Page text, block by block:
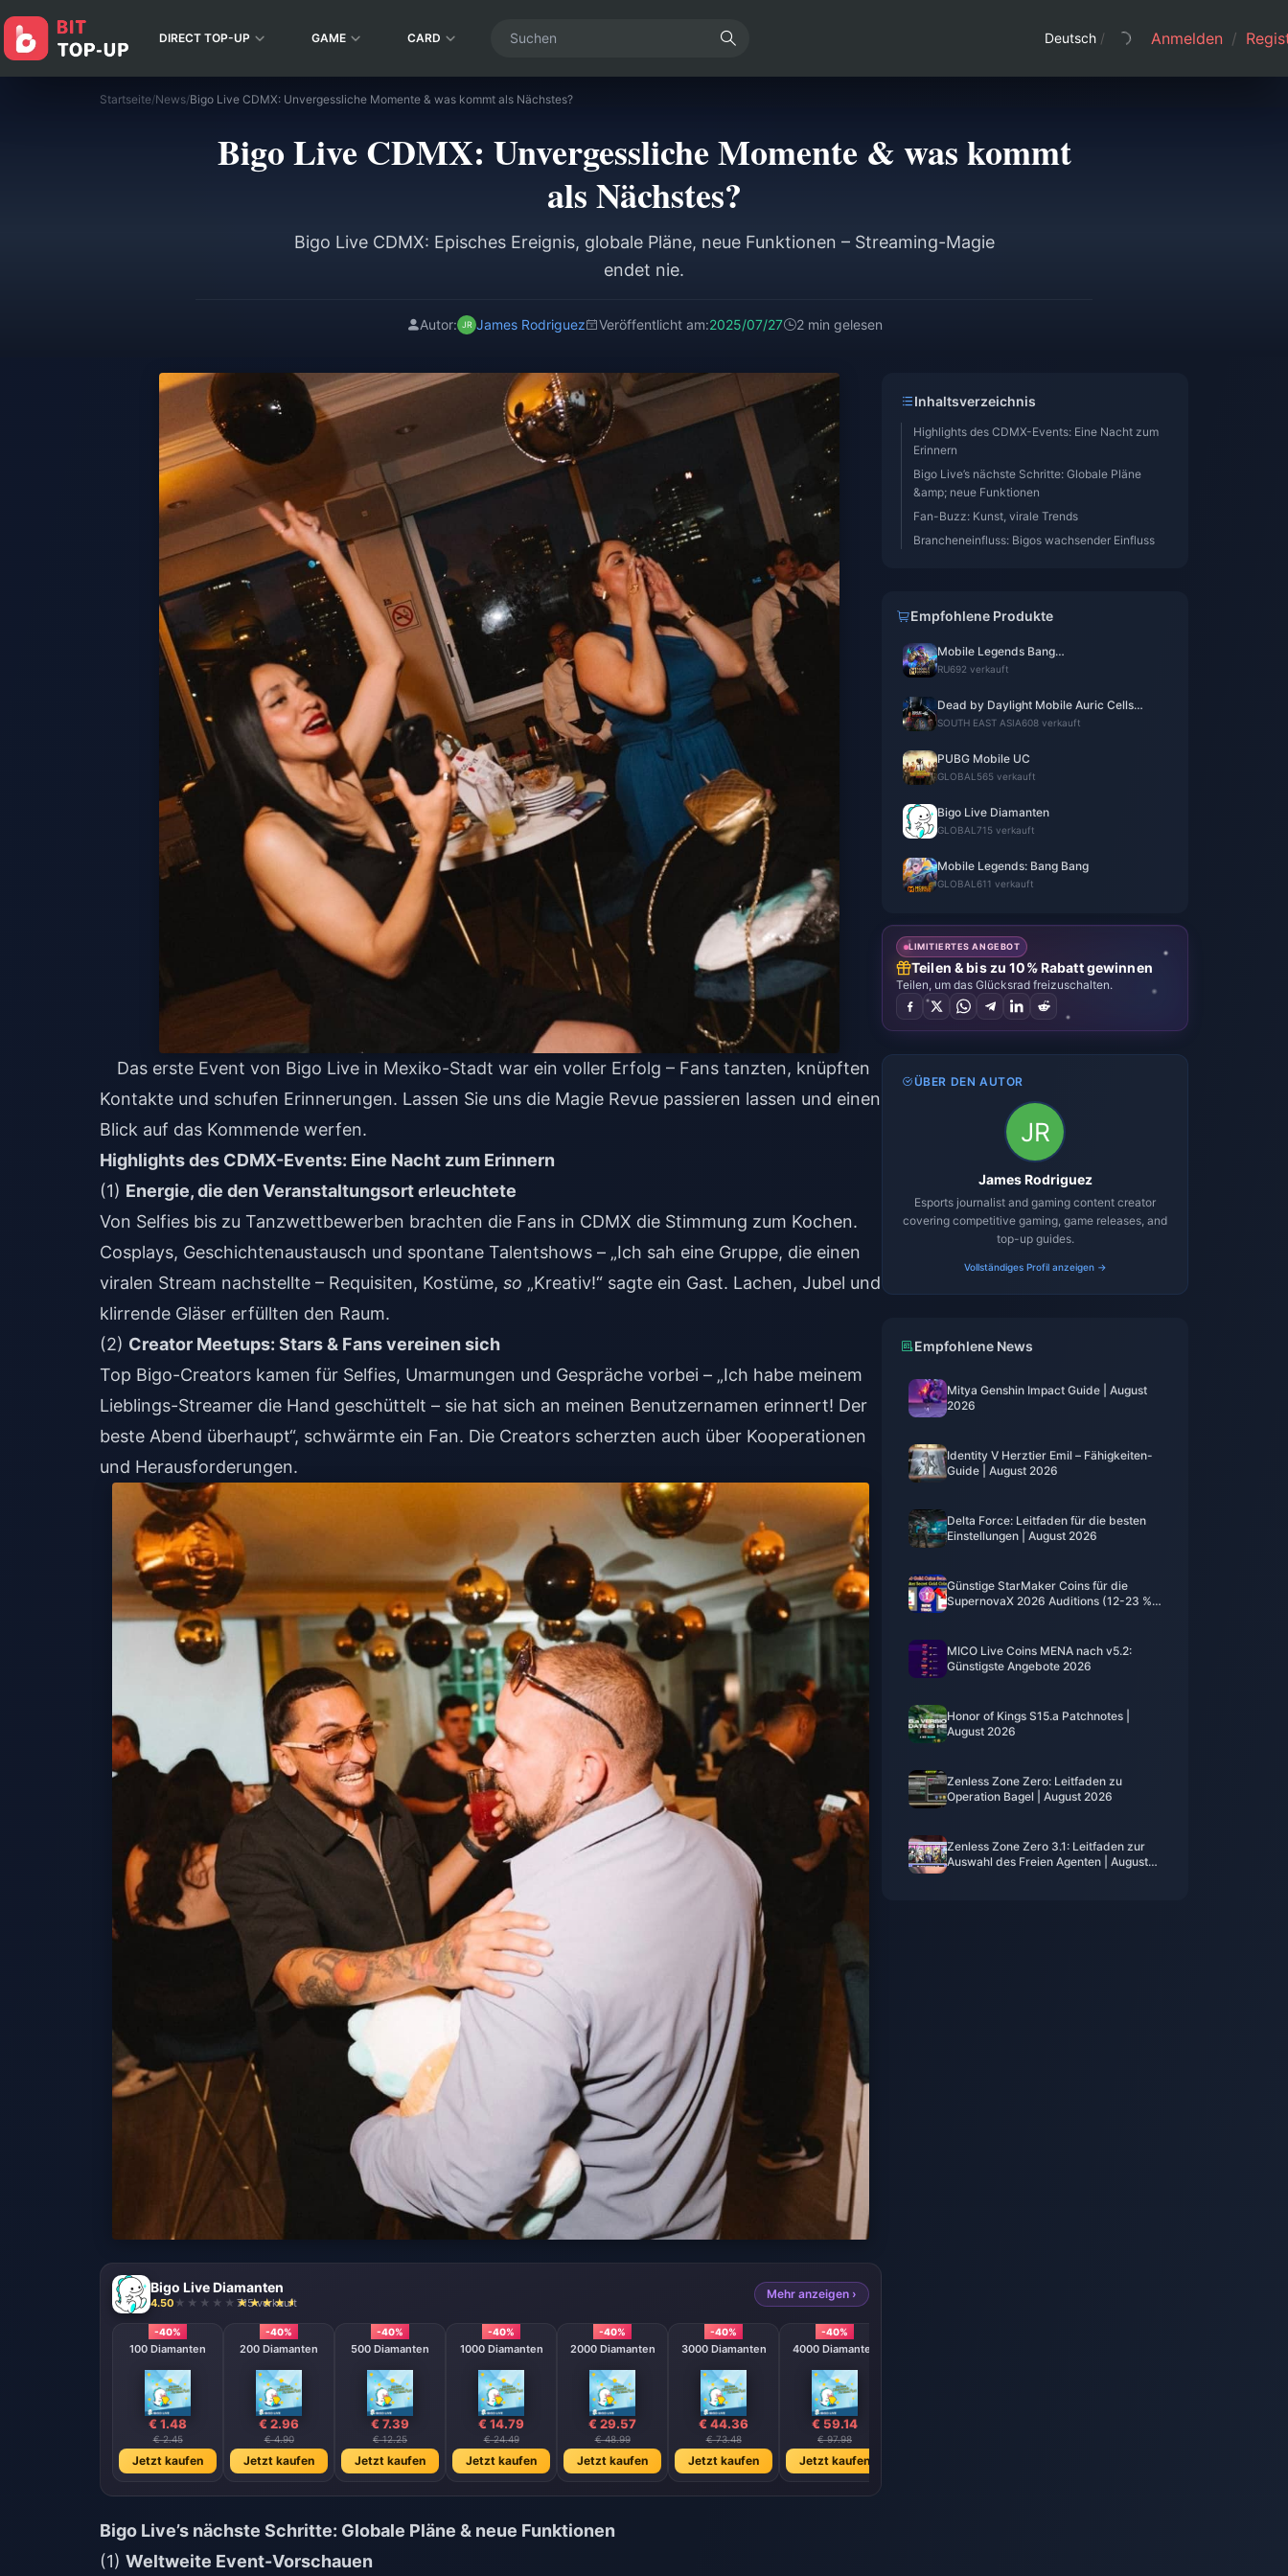
DIRECT TOP-UP GAME CARD Deutsch / Anmelden /
Startseite/News/Bigo Live CDMX: Unvergessliche Momente & was kommt als Nächstes?
Bigo Live CDMX: Unvergessliche Momente & was kommt
als Nächstes?
Bigo Live CDMX: Episches Ereignis, globale Pläne, neue Funktionen – Streaming-Magie
endet nie.
Autor: James Rodriguez Veröffentlicht am:2025/07/27 2 min gelesen
Das erste Event von Bigo Live in Mexiko-Stadt war ein voller Erfolg – Fans tanzten, knüpften
Kontakte und schufen Erinnerungen. Lassen Sie uns die Magie Revue passieren lassen und einen
Blick auf das Kommende werfen.
Highlights des CDMX-Events: Eine Nacht zum Erinnern
(1) Energie, die den Veranstaltungsort erleuchtete
Von Selfies bis zu Tanzwettbewerben brachten die Fans in CDMX die Stimmung zum Kochen.
Cosplays, Geschichtenaustausch und spontane Talentshows – „Ich sah eine Gruppe, die einen
viralen Stream nachstellte – Requisiten, Kostüme, so „Kreativ!“ sagte ein Gast. Lachen, Jubel und
klirrende Gläser erfüllten den Raum.
(2) Creator Meetups: Stars & Fans vereinen sich
Top Bigo-Creators kamen für Selfies, Umarmungen und Gespräche vorbei – „Ich habe meinem
Lieblings-Streamer die Hand geschüttelt – sie hat sich an meinen Benutzernamen erinnert! Der
beste Abend überhaupt“, schwärmte ein Fan. Die Creators scherzten auch über Kooperationen
und Herausforderungen.
Bigo Live Diamanten
4.50 715 verkauft
Mehr anzeigen ›
-40%
100 Diamanten
€ 1.48
€ 2.45
Jetzt kaufen
-40%
200 Diamanten
€ 2.96
€ 4.90
Jetzt kaufen
-40%
500 Diamanten
€ 7.39
€ 12.25
Jetzt kaufen
-40%
1000 Diamanten
€ 14.79
€ 24.49
Jetzt kaufen
-40%
2000 Diamanten
€ 29.57
€ 48.99
Jetzt kaufen
-40%
3000 Diamanten
€ 44.36
€ 73.48
Jetzt kaufen
-40%
4000 Diamanten
€ 59.14
€ 97.98
Jetzt kaufen
Bigo Live’s nächste Schritte: Globale Pläne & neue Funktionen
(1) Weltweite Event-Vorschauen
Inhaltsverzeichnis
Highlights des CDMX-Events: Eine Nacht zum
Erinnern
Bigo Live’s nächste Schritte: Globale Pläne
&amp; neue Funktionen
Fan-Buzz: Kunst, virale Trends
Brancheneinfluss: Bigos wachsender Einfluss
Empfohlene Produkte
Mobile Legends Bang
Bang（RUSSLAND）
RU692 verkauft
Dead by Daylight Mobile Auric Cells
(SEA)
SOUTH EAST ASIA608 verkauft
PUBG Mobile UC
GLOBAL 565 verkauft
Bigo Live Diamanten
GLOBAL 715 verkauft
Mobile Legends: Bang Bang
GLOBAL 611 verkauft
LIMITIERTES ANGEBOT
Teilen & bis zu 10% Rabatt gewinnen
Teilen, um das Glücksrad freizuschalten.
ÜBER DEN AUTOR
James Rodriguez
Esports journalist and gaming content creator
covering competitive gaming, game releases, and
top-up guides.
Vollständiges Profil anzeigen →
Empfohlene News
Mitya Genshin Impact Guide | August
2026
Identity V Herztier Emil – Fähigkeiten-
Guide | August 2026
Delta Force: Leitfaden für die besten
Einstellungen | August 2026
Günstige StarMaker Coins für die
SupernovaX 2026 Auditions (12-23 %
MICO Live Coins MENA nach v5.2:
Günstigste Angebote 2026
Honor of Kings S15.a Patchnotes |
August 2026
Zenless Zone Zero: Leitfaden zu
Operation Bagel | August 2026
Zenless Zone Zero 3.1: Leitfaden zur
Auswahl des Freien Agenten | August